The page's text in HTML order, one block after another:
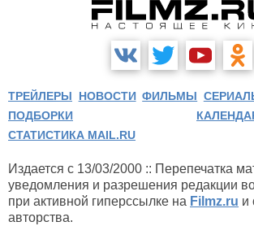
ТРЕЙЛЕРЫ НОВОСТИ ФИЛЬМЫ
ПОДБОРКИ
СТАТИСТИКА MAIL.RU
Издается с 13/03/2000 :: Перепечатка
уведомления и разрешения редакции
при активной гиперссылке на Filmz.ru и
авторства.